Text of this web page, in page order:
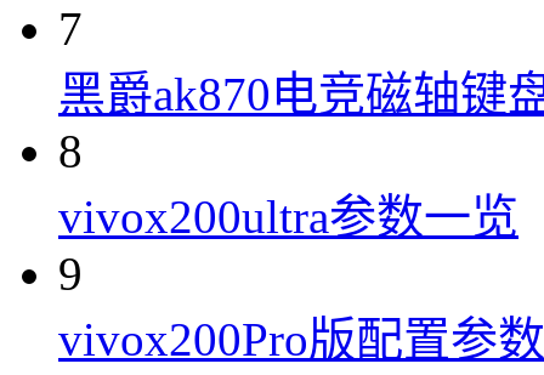
7
黑爵ak870电竞磁轴键
8
vivox200ultra参数一览
9
vivox200Pro版配置参数